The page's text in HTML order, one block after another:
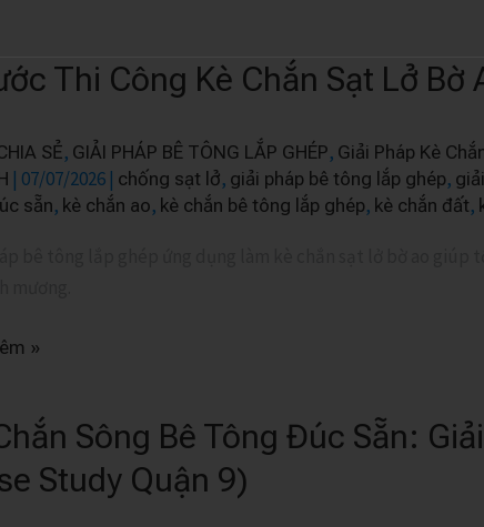
Thi Công Kè Chắn Sạt Lở Bờ
SẺ, GIẢI PHÁP BÊ TÔNG LẮP GHÉP, Giải Pháp Kè
| 07/07/2026 | chống sạt lở, giải pháp bê tông lắp ghép,
sẵn, kè chắn ao, kè chắn bê tông lắp ghép, kè chắn đất,
»
Sông Bê Tông Đúc Sẵn:
Study Quận 9)